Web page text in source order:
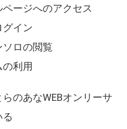
ージへのアクセス
グイン
ソロの閲覧
の利用
のあなWEBオンリーサ